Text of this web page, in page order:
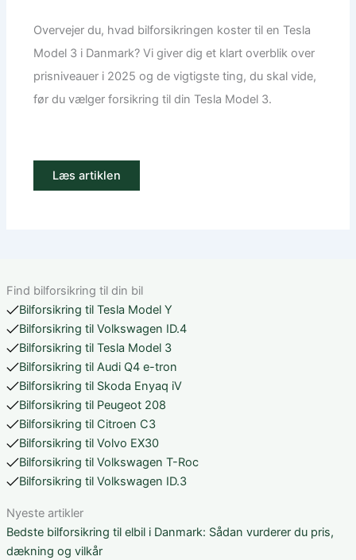
Overvejer du, hvad bilforsikringen koster til en Tesla
Model 3 i Danmark? Vi giver dig et klart overblik over
prisniveauer i 2025 og de vigtigste ting, du skal vide,
før du vælger forsikring til din Tesla Model 3.
Læs artiklen
Find bilforsikring til din bil
Bilforsikring til Tesla Model Y
Bilforsikring til Volkswagen ID.4
Bilforsikring til Tesla Model 3
Bilforsikring til Audi Q4 e-tron
Bilforsikring til Skoda Enyaq iV
Bilforsikring til Peugeot 208
Bilforsikring til Citroen C3
Bilforsikring til Volvo EX30
Bilforsikring til Volkswagen T-Roc
Bilforsikring til Volkswagen ID.3
Nyeste artikler
Bedste bilforsikring til elbil i Danmark: Sådan vurderer du pris,
dækning og vilkår